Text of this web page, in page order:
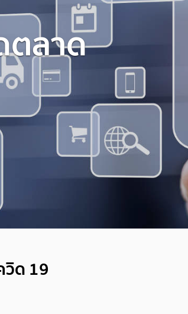
ตลาด
วิด 19